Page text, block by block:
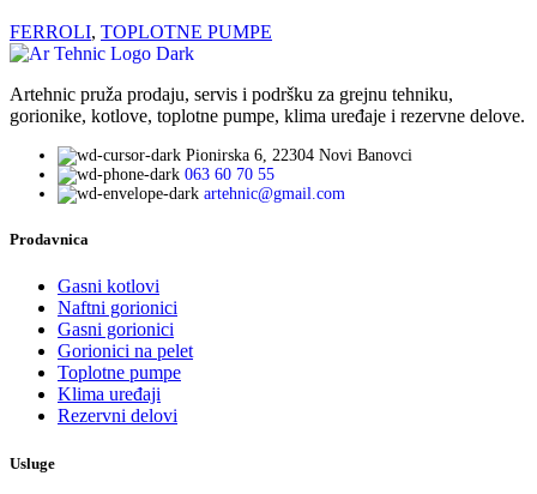
FERROLI, TOPLOTNE PUMPE
Artehnic pruža prodaju, servis i podršku za grejnu tehniku,
gorionike, kotlove, toplotne pumpe, klima uređaje i rezervne delove.
Pionirska 6, 22304 Novi Banovci
063 60 70 55
artehnic@gmail.com
Prodavnica
Gasni kotlovi
Naftni gorionici
Gasni gorionici
Gorionici na pelet
Toplotne pumpe
Klima uređaji
Rezervni delovi
Usluge